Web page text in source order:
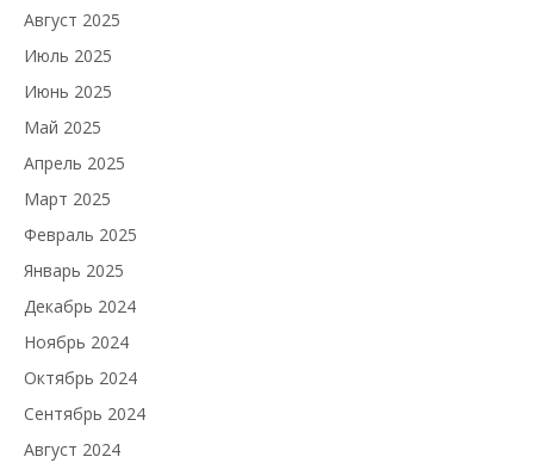
Август 2025
Июль 2025
Июнь 2025
Май 2025
Апрель 2025
Март 2025
Февраль 2025
Январь 2025
Декабрь 2024
Ноябрь 2024
Октябрь 2024
Сентябрь 2024
Август 2024